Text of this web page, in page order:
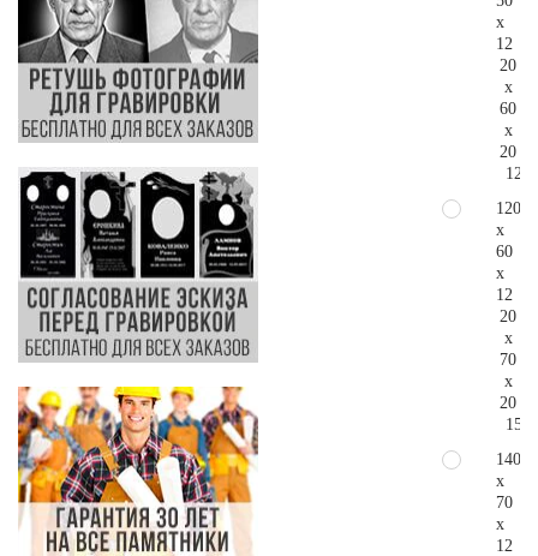
x
12
20
x
60
x
20
120
x
60
x
12
20
x
70
x
20
140
x
70
x
12